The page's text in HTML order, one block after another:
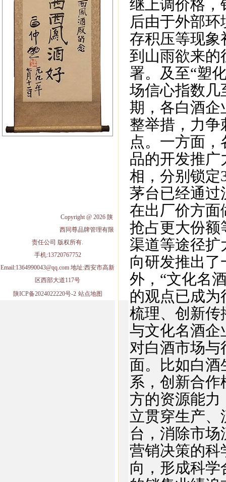
继上调价格，
后由于外部
存积压等现象
到山雨欲来的
署。及至“塑
场信心指数几
期，各白酒企
整举措，力
点。一方面
品的开发推广
相，分别锁定
茅台已经通过
在出厂价方面
抢占更大份额
渠道等途径
向研发推出
外，“文化名
的观点已成
梳理、创新传
与文化名酒企
对白酒市场与
面。比如白酒
系，创新合
方的资源能
立贯穿生产
台，消除市
营销决策的科
向，形成科
Copyright @ 2026 陕
西同尊品牌管理有限
责任公司 版权所有.
手机:13720767752
Email:1364990043@qq.com 地址:西安市高新
区西部大道117号
陕ICP备2024022220号-2 站点地图